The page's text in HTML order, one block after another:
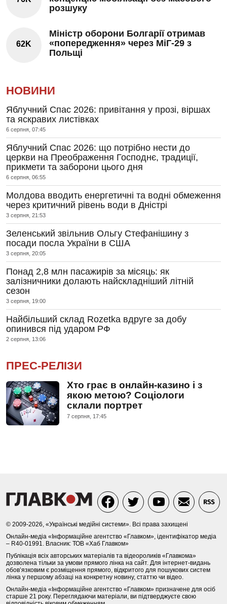
розшуку
62K
Міністр оборони Болгарії отримав
«попередження» через МіГ-29 з
Польщі
НОВИНИ
Яблучний Спас 2026: привітання у прозі, віршах
та яскравих листівках
6 серпня, 07:45
Яблучний Спас 2026: що потрібно нести до
церкви на Преображення Господнє, традиції,
прикмети та заборони цього дня
6 серпня, 06:55
Молдова вводить енергетичні та водні обмеження
через критичний рівень води в Дністрі
3 серпня, 21:53
Зеленський звільнив Ольгу Стефанішину з
посади посла України в США
3 серпня, 20:05
Понад 2,8 млн пасажирів за місяць: як
залізничники долають найскладніший літній
сезон
3 серпня, 19:00
Найбільший склад Rozetka вдруге за добу
опинився під ударом РФ
2 серпня, 13:06
ПРЕС-РЕЛІЗИ
Хто грає в онлайн-казино і з
якою метою? Соціологи
склали портрет
7 серпня, 17:45
© 2009-2026, «Українські медійні системи». Всі права захищені
Онлайн-медіа «Інформаційне агентство «Главком», ідентифікатор медіа
– R40-01991. Власник: ТОВ «Хаб Главком»
Публікація всіх авторських матеріалів та відеороликів «Главкома»
дозволена тільки за умови прямого лінка на сайт. Для інтернет-видань
обов’язковим є розміщення прямого, відкритого для пошукових систем
лінка у першому абзаці на конкретну новину, статтю чи відео.
Онлайн-медіа «Інформаційне агентство «Главком» призначене для осіб
старше 21 року. Переглядаючи матеріали, ви підтверджуєте свою